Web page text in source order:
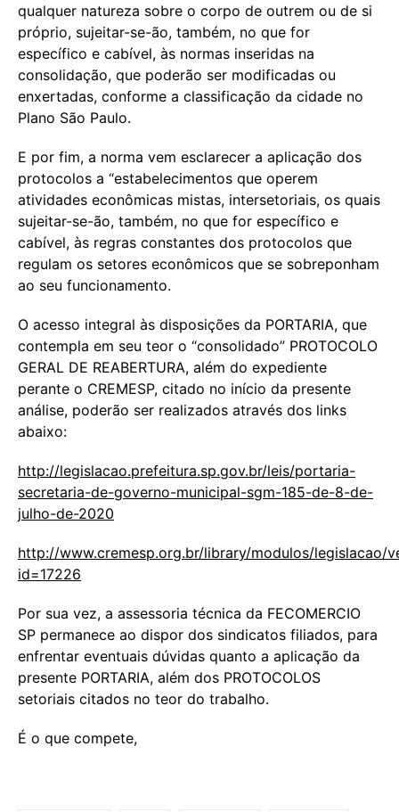
qualquer natureza sobre o corpo de outrem ou de si
próprio, sujeitar-se-ão, também, no que for
específico e cabível, às normas inseridas na
consolidação, que poderão ser modificadas ou
enxertadas, conforme a classificação da cidade no
Plano São Paulo.
E por fim, a norma vem esclarecer a aplicação dos
protocolos a “estabelecimentos que operem
atividades econômicas mistas, intersetoriais, os quais
sujeitar-se-ão, também, no que for específico e
cabível, às regras constantes dos protocolos que
regulam os setores econômicos que se sobreponham
ao seu funcionamento.
O acesso integral às disposições da PORTARIA, que
contempla em seu teor o “consolidado” PROTOCOLO
GERAL DE REABERTURA, além do expediente
perante o CREMESP, citado no início da presente
análise, poderão ser realizados através dos links
abaixo:
http://legislacao.prefeitura.sp.gov.br/leis/portaria-
secretaria-de-governo-municipal-sgm-185-de-8-de-
julho-de-2020
http://www.cremesp.org.br/library/modulos/legislacao/
id=17226
Por sua vez, a assessoria técnica da FECOMERCIO
SP permanece ao dispor dos sindicatos filiados, para
enfrentar eventuais dúvidas quanto a aplicação da
presente PORTARIA, além dos PROTOCOLOS
setoriais citados no teor do trabalho.
É o que compete,